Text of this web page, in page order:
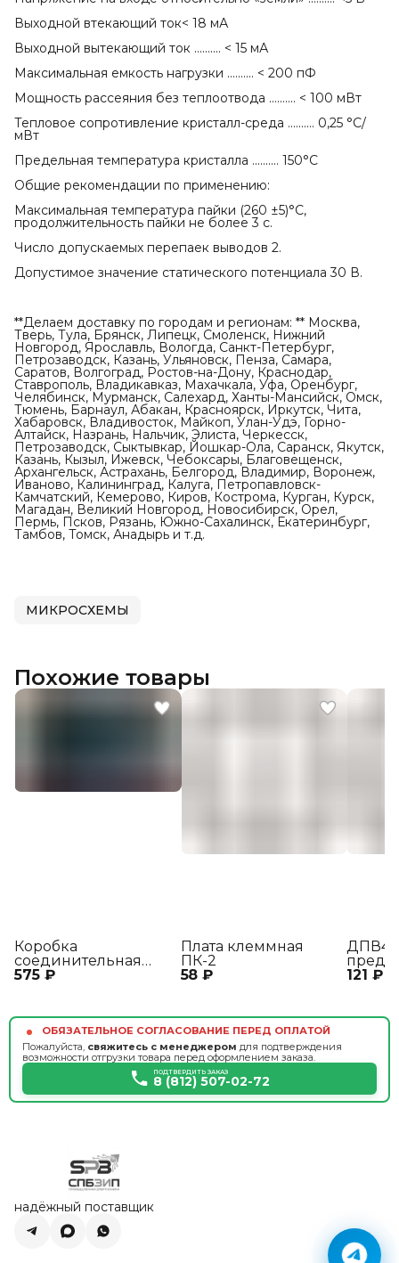
Выходной втекающий ток< 18 мА
Выходной вытекающий ток .......... < 15 мА
Максимальная емкость нагрузки .......... < 200 пФ
Мощность рассеяния без теплоотвода .......... < 100 мВт
Тепловое сопротивление кристалл-среда .......... 0,25 °С/
мВт
Предельная температура кристалла .......... 150°С
Общие рекомендации по применению:
Максимальная температура пайки (260 ±5)°С,
продолжительность пайки не более 3 с.
Число допускаемых перепаек выводов 2.
Допустимое значение статического потенциала 30 В.
**Делаем доставку по городам и регионам: ** Москва,
Тверь, Тула, Брянск, Липецк, Смоленск, Нижний
Новгород, Ярославль, Вологда, Санкт-Петербург,
Петрозаводск, Казань, Ульяновск, Пенза, Самара,
Саратов, Волгоград, Ростов-на-Дону, Краснодар,
Ставрополь, Владикавказ, Махачкала, Уфа, Оренбург,
Челябинск, Мурманск, Салехард, Ханты-Мансийск, Омск,
Тюмень, Барнаул, Абакан, Красноярск, Иркутск, Чита,
Хабаровск, Владивосток, Майкоп, Улан-Удэ, Горно-
Алтайск, Назрань, Нальчик, Элиста, Черкесск,
Петрозаводск, Сыктывкар, Йошкар-Ола, Саранск, Якутск,
Казань, Кызыл, Ижевск, Чебоксары, Благовещенск,
Архангельск, Астрахань, Белгород, Владимир, Воронеж,
Иваново, Калининград, Калуга, Петропавловск-
Камчатский, Кемерово, Киров, Кострома, Курган, Курск,
Магадан, Великий Новгород, Новосибирск, Орел,
Пермь, Псков, Рязань, Южно-Сахалинск, Екатеринбург,
Тамбов, Томск, Анадырь и т.д.
МИКРОСХЕМЫ
Похожие товары
575 ₽
Коробка
соединительная
КС3-2
58 ₽
Плата клеммная
ПК-2
121 ₽
ДПВ4-
ОБЯЗАТЕЛЬНОЕ СОГЛАСОВАНИЕ ПЕРЕД ОПЛАТОЙ
Пожалуйста, свяжитесь с менеджером для подтверждения
возможности отгрузки товара перед оформлением заказа.
ПОДТВЕРДИТЬ ЗАКАЗ
8 (812) 507-02-72
надёжный поставщик